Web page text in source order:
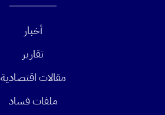
أخبار
تقارير
مقالات اقتصادية
ملفات فساد